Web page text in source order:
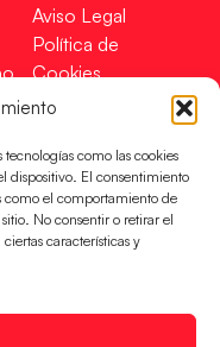
como las cookies
dispositivo. El consentimiento
como el comportamiento de
No consentir o retirar el
características y
Aviso Legal
Política de
Cookies
Mapa Web